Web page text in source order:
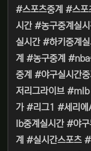
#스포츠중계 #스포
시간 #농구중계실
실시간 #하키중계
계 #농구중계
중계 #야구실시간
저리그라이브
가 #리그1 #세리
lb중계실시간 #야
계 #실시간스포츠